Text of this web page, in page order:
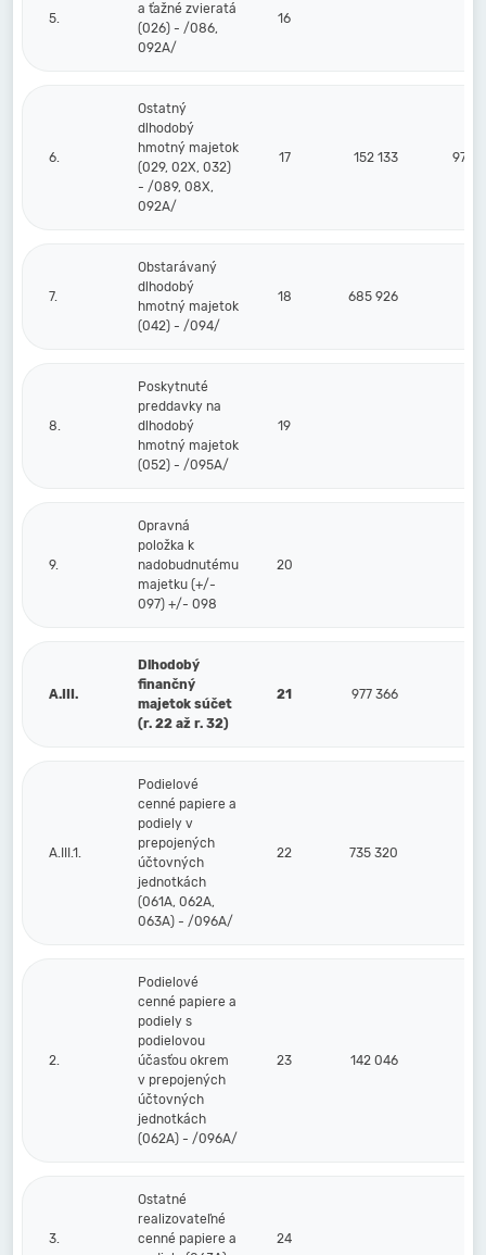
5.
a ťažné zvieratá
(026) - /086,
092A/
16
6.
Ostatný
dlhodobý
hmotný majetok
(029, 02X, 032)
- /089, 08X,
092A/
17 152 133 97
7.
Obstarávaný
dlhodobý
hmotný majetok
(042) - /094/
18 685 926
8.
Poskytnuté
preddavky na
dlhodobý
hmotný majetok
(052) - /095A/
19
9.
Opravná
položka k
nadobudnutému
majetku (+/-
097) +/- 098
20
A.III.
Dlhodobý
finančný
majetok súčet
(r. 22 až r. 32)
21 977 366
A.III.1.
Podielové
cenné papiere a
podiely v
prepojených
účtovných
jednotkách
(061A, 062A,
063A) - /096A/
22 735 320
2.
Podielové
cenné papiere a
podiely s
podielovou
účasťou okrem
v prepojených
účtovných
jednotkách
(062A) - /096A/
23 142 046
3.
Ostatné
realizovateľné
cenné papiere a
24